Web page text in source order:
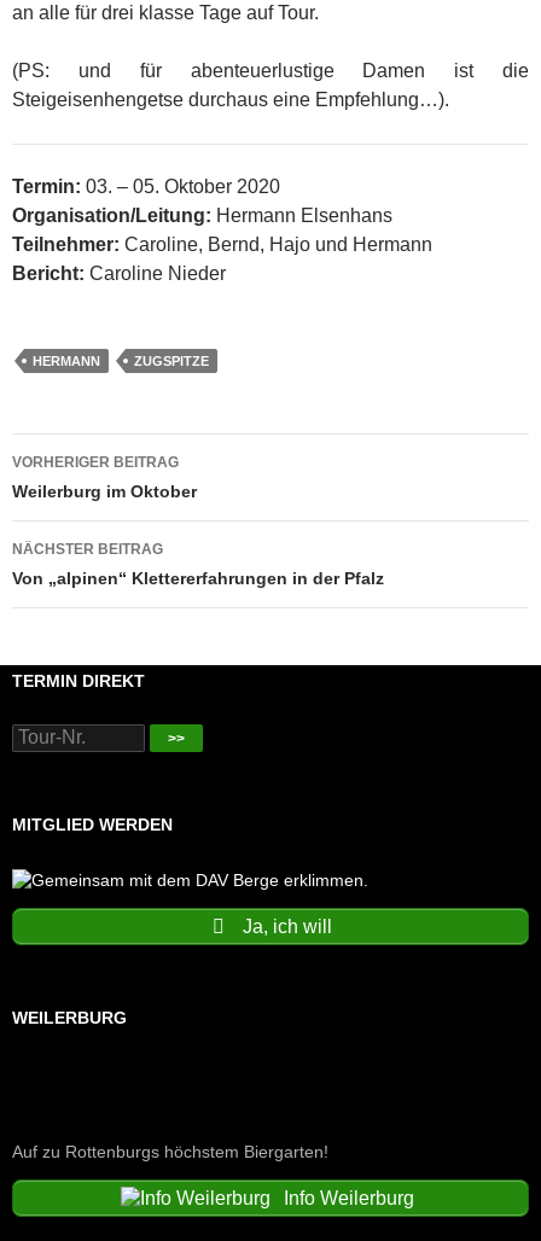
an alle für drei klasse Tage auf Tour.
(PS: und für abenteuerlustige Damen ist die
Steigeisenhengetse durchaus eine Empfehlung…).
Termin: 03. – 05. Oktober 2020
Organisation/Leitung: Hermann Elsenhans
Teilnehmer: Caroline, Bernd, Hajo und Hermann
Bericht: Caroline Nieder
HERMANN ZUGSPITZE
Beitragsnavigation
VORHERIGER BEITRAG
Weilerburg im Oktober
NÄCHSTER BEITRAG
Von „alpinen“ Klettererfahrungen in der Pfalz
TERMIN DIREKT
>>
MITGLIED WERDEN
Ja, ich will
WEILERBURG
Auf zu Rottenburgs höchstem Biergarten!
Info Weilerburg